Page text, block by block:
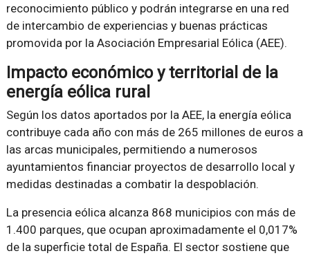
reconocimiento público y podrán integrarse en una red
de intercambio de experiencias y buenas prácticas
promovida por la Asociación Empresarial Eólica (AEE).
Impacto económico y territorial de la
energía eólica rural
Según los datos aportados por la AEE, la energía eólica
contribuye cada año con más de 265 millones de euros a
las arcas municipales, permitiendo a numerosos
ayuntamientos financiar proyectos de desarrollo local y
medidas destinadas a combatir la despoblación.
La presencia eólica alcanza 868 municipios con más de
1.400 parques, que ocupan aproximadamente el 0,017%
de la superficie total de España. El sector sostiene que